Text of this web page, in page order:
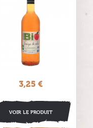
Prix
3,25 €
VOIR LE PRODUIT